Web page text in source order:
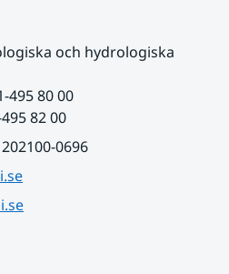
och hydrologiska
495 80 00
82 00
0696